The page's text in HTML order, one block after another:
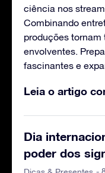
ciência nos
Combinando
produções
envolventes.
fascinantes e
Leia o artigo
Dia
poder dos